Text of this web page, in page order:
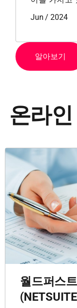
Jun / 2024
알아보기
온라
월드퍼스